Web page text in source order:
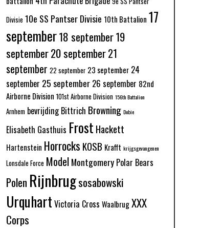
Divisie 10e SS Pantser Divisie 10th Battalion 17
september18 september19
september20 september21
september 22 september 23 september 24
september 25 september 26 september 82nd
Airborne Division 101st Airborne Division 156th Battalion
Arnhem bevrijding Bittrich Browning Dobie
Elisabeth Gasthuis Frost Hackett
Hartenstein Horrocks KOSB Krafft krijgsgevangenen
Lonsdale Force ModelMontgomery Polar Bears
Polen Rijnbrugsosabowski
Urquhart Victoria Cross WaalbrugXXX
Corps